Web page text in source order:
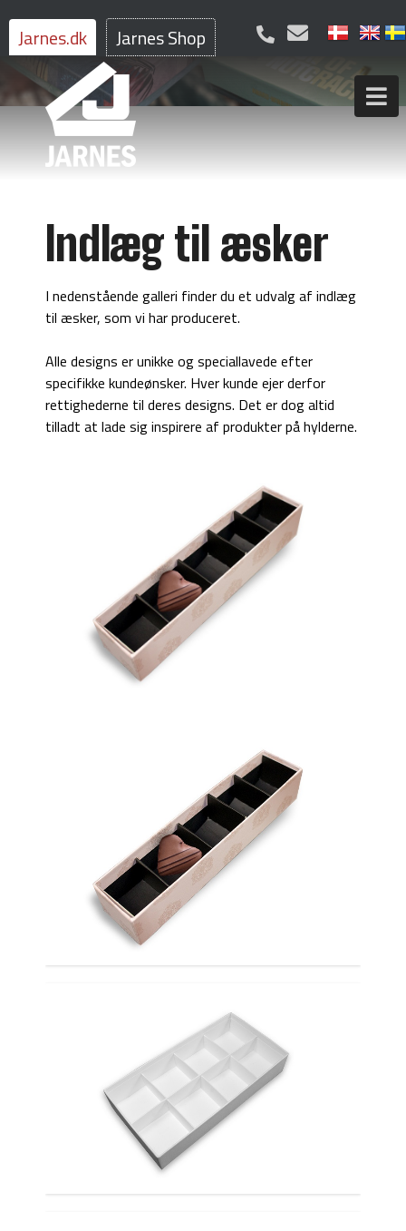
Jarnes.dk Jarnes Shop
Indlæg til æsker
I nedenstående galleri finder du et udvalg af indlæg
til æsker, som vi har produceret.
Alle designs er unikke og speciallavede efter
specifikke kundeønsker. Hver kunde ejer derfor
rettighederne til deres designs. Det er dog altid
tilladt at lade sig inspirere af produkter på hylderne.